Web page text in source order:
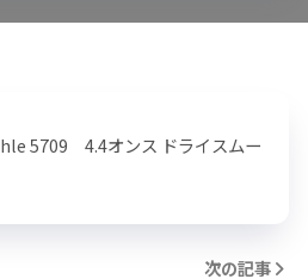
5709 4.4オンス ドライスムー
次の記事